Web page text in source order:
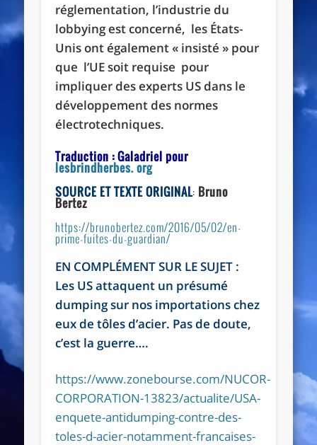
réglementation, l’industrie du
lobbying est concerné, les États-
Unis ont également « insisté » pour
que l’UE soit requise pour
impliquer des experts US dans le
développement des normes
électrotechniques.
Traduction : Galadriel pour
lesbrindherbes. org
SOURCE ET TEXTE ORIGINAL: Bruno
Bertez
https://brunobertez.com/2016/05/02/en-
prime-fuites-du-guardian/
EN COMPLÉMENT SUR LE SUJET :
Les US attaquent un présumé
dumping sur nos importations chez
eux de tôles d’acier. Pas de doute,
c’est la guerre….
https://www.zonebourse.com/NUCOR-
CORPORATION-13823/actualite/USA-
enquete-antidumping-contre-des-
toles-d-acier-notamment-francaises-